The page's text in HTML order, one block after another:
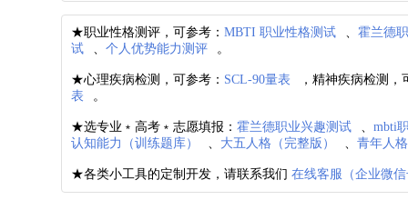
★职业性格测评，可参考：MBTI 职业性格测试 、霍兰德
试
、个人优势能力测评 。
★心理疾病检测，可参考： SCL-90量表
，精神疾病检测，
表
。
★选专业﹡高考﹡志愿填报：霍兰德职业兴趣测试 、mbti
认知能力（训练题库）
、 大五人格（完整版） 、青年人
★各类小工具的定制开发，请联系我们在线客服（企业微